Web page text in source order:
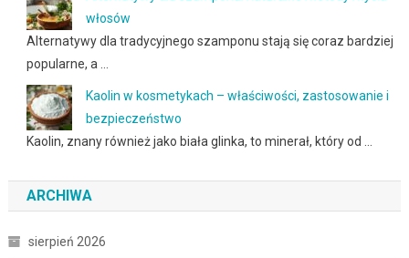
włosów
Alternatywy dla tradycyjnego szamponu stają się coraz bardziej
popularne, a …
Kaolin w kosmetykach – właściwości, zastosowanie i
bezpieczeństwo
Kaolin, znany również jako biała glinka, to minerał, który od …
ARCHIWA
sierpień 2026